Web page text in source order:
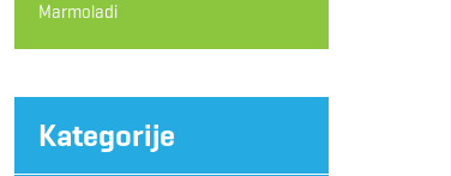
Marmoladi
Kategorije